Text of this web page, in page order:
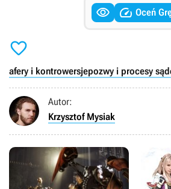
  Oceń

afery i kontrowersjepozwy i procesy
Autor:
Krzysztof Mysiak